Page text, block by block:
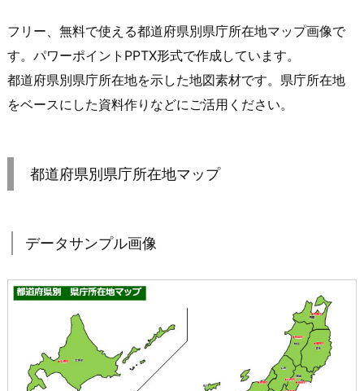
フリー、無料で使える都道府県別県庁所在地マップ画像で
す。パワーポイントPPTX形式で作成しています。
都道府県別県庁所在地を示した地図素材です。県庁所在地
をベースにした資料作りなどにご活用ください。
都道府県別県庁所在地マップ
データサンプル画像